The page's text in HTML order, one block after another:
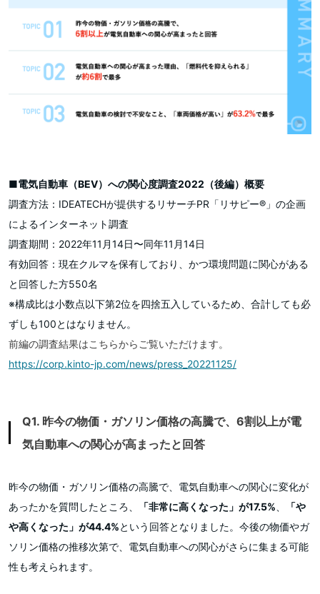
■電気自動車（BEV）への関心度調査2022（後編）概要
調査方法：IDEATECHが提供するリサーチPR「リサピー®︎」の企画
によるインターネット調査
調査期間：2022年11月14日〜同年11月14日
有効回答：現在クルマを保有しており、かつ環境問題に関心がある
と回答した方550名
※構成比は小数点以下第2位を四捨五入しているため、合計しても必
ずしも100とはなりません。
前編の調査結果はこちらからご覧いただけます。
https://corp.kinto-jp.com/news/press_20221125/
Q1. 昨今の物価・ガソリン価格の高騰で、6割以上が電
気自動車への関心が高まったと回答
昨今の物価・ガソリン価格の高騰で、電気自動車への関心に変化が
あったかを質問したところ、
「非常に高くなった」が17.5%
「や
や高くなった」が44.4%という回答となりました。今後の物価やガ
ソリン価格の推移次第で、電気自動車への関心がさらに集まる可能
性も考えられます。